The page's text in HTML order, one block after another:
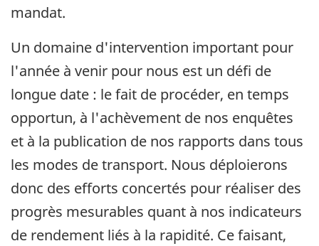
mandat.
Un domaine d'intervention important pour
l'année à venir pour nous est un défi de
longue date : le fait de procéder, en temps
opportun, à l'achèvement de nos enquêtes
et à la publication de nos rapports dans tous
les modes de transport. Nous déploierons
donc des efforts concertés pour réaliser des
progrès mesurables quant à nos indicateurs
de rendement liés à la rapidité. Ce faisant,